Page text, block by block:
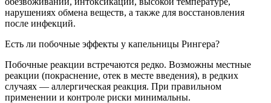
нарушениях обмена веществ, а также для восстановления
после инфекций.
Есть ли побочные эффекты у капельницы Рингера?
Побочные реакции встречаются редко. Возможны местные
реакции (покраснение, отек в месте введения), в редких
случаях — аллергическая реакция. При правильном
применении и контроле риски минимальны.